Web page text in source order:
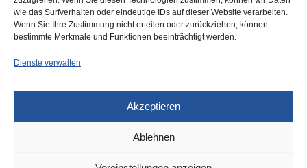
wie das Surfverhalten oder eindeutige IDs auf dieser Website verarbeiten.
Wenn Sie Ihre Zustimmung nicht erteilen oder zurückziehen, können
bestimmte Merkmale und Funktionen beeinträchtigt werden.
Dienste verwalten
Akzeptieren
Ablehnen